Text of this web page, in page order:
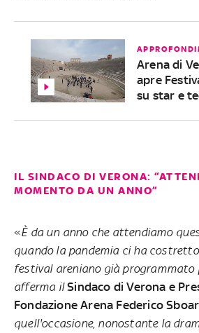
Arena di
apre
su star e
IL SINDACO DI VERONA:
MOMENTO DA UN ANNO”
«È da un anno che attendiamo
quando la pandemia ci ha
festival areniano già programmato
afferma ilSindaco di Verona e
Fondazione Arena Federico
quell'occasione, nonostante la